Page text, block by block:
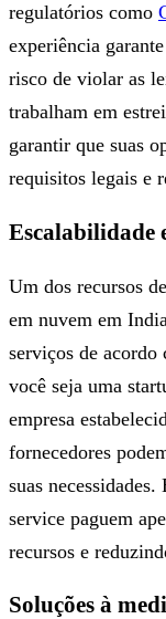
regulatórios como
experiência
risco de violar as
trabalham em
garantir que suas
requisitos legais e
Escalabilidade
Um dos recursos
em nuvem em
serviços de acordo
você seja uma
empresa
fornecedores
suas
service paguem
recursos e
Soluções à